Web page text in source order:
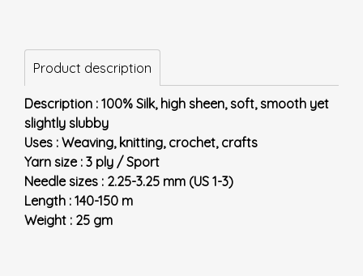
Product description
Description : 100% Silk, high sheen, soft, smooth yet
slightly slubby
Uses : Weaving, knitting, crochet, crafts
Yarn size : 3 ply / Sport
Needle sizes : 2.25-3.25 mm (US 1-3)
Length : 140-150 m
Weight : 25 gm